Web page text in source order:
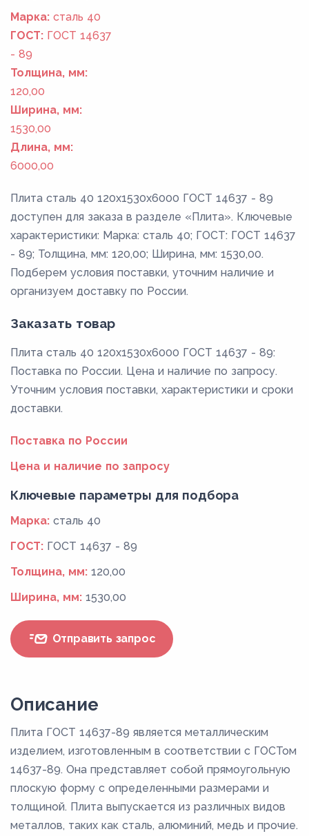
Марка: сталь 40
ГОСТ: ГОСТ 14637
- 89
Толщина, мм:
120,00
Ширина, мм:
1530,00
Длина, мм:
6000,00
Плита сталь 40 120x1530x6000 ГОСТ 14637 - 89
доступен для заказа в разделе «Плита». Ключевые
характеристики: Марка: сталь 40; ГОСТ: ГОСТ 14637
- 89; Толщина, мм: 120,00; Ширина, мм: 1530,00.
Подберем условия поставки, уточним наличие и
организуем доставку по России.
Заказать товар
Плита сталь 40 120x1530x6000 ГОСТ 14637 - 89:
Поставка по России. Цена и наличие по запросу.
Уточним условия поставки, характеристики и сроки
доставки.
Поставка по России
Цена и наличие по запросу
Ключевые параметры для подбора
Марка: сталь 40
ГОСТ: ГОСТ 14637 - 89
Толщина, мм: 120,00
Ширина, мм: 1530,00
Отправить запрос
Описание
Плита ГОСТ 14637-89 является металлическим
изделием, изготовленным в соответствии с ГОСТом
14637-89. Она представляет собой прямоугольную
плоскую форму с определенными размерами и
толщиной. Плита выпускается из различных видов
металлов, таких как сталь, алюминий, медь и прочие.